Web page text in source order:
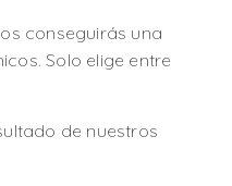
conseguirás una
Solo elige entre
de nuestros